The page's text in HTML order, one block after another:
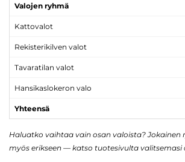
Valojen ryhmä
Kattovalot
Rekisterikilven valot
Tavaratilan valot
Hansikaslokeron valo
Yhteensä
Haluatko vaihtaa vain osan valoista? Jokainen
myös erikseen — katso tuotesivulta valitsemasi